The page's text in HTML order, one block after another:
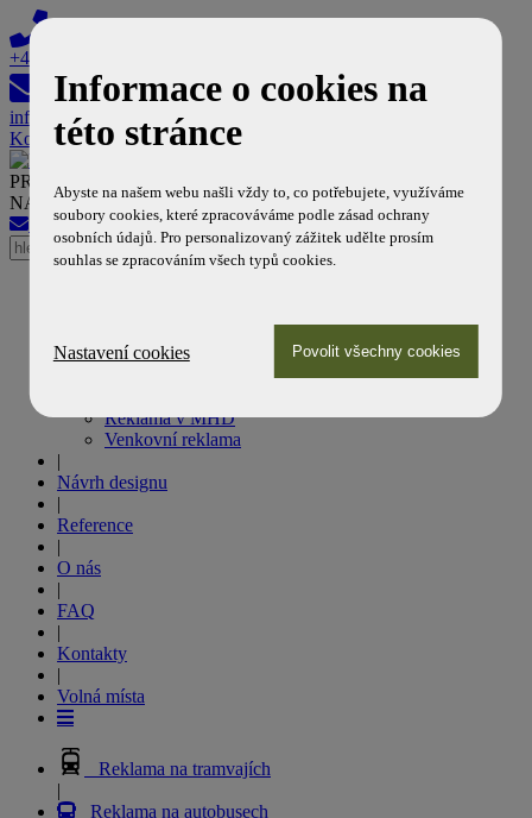
+420 608 603 308
info@reklamanamhd.cz
Košík
PROFESIONÁLNÍ PARTNER DOPRAVNÍCH PODNIKŮ
NA POLI MHD REKLAMY
info@reklamanamhd.cz
+420 608 603 308
Reklama na tramvajích
Reklama na autobusech
Reklama v MHD
Venkovní reklama
|
Návrh designu
|
Reference
|
O nás
|
FAQ
|
Kontakty
|
Volná místa
Reklama na tramvajích
|
Reklama na autobusech
Informace o cookies na
této stránce
Abyste na našem webu našli vždy to, co potřebujete, využíváme
soubory cookies, které zpracováváme podle zásad ochrany
osobních údajů. Pro personalizovaný zážitek udělte prosím
souhlas se zpracováním všech typů cookies.
Nastavení cookies